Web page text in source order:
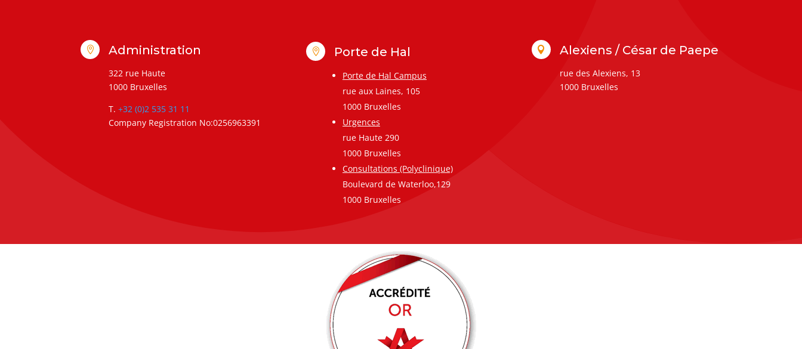
 Administration
322 rue Haute
1000 Bruxelles
T. +32 (0)2 535 31 11
Company Registration No:0256963391
 Porte de Hal
Porte de Hal Campus
rue aux Laines, 105
1000 Bruxelles
Urgences
rue Haute 290
1000 Bruxelles
Consultations (Polyclinique)
Boulevard de Waterloo,129
1000 Bruxelles
 Alexiens / César de Paepe
rue des Alexiens, 13
1000 Bruxelles